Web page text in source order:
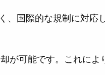
、国際的な規制に対応
が可能です。これによ